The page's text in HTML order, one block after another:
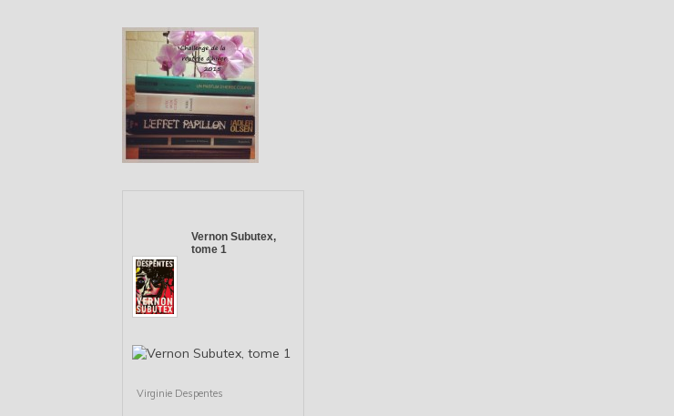
Vernon Subutex,
tome 1
Virginie Despentes